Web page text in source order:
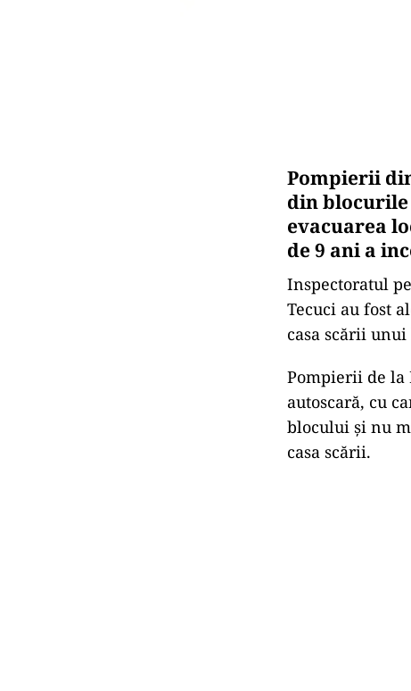
Pompierii
din blocurile
evacuarea
de 9 ani a
Inspectoratul
Tecuci au fost
casa scării
Pompierii de la
autoscară, cu
blocului și nu
casa scării.